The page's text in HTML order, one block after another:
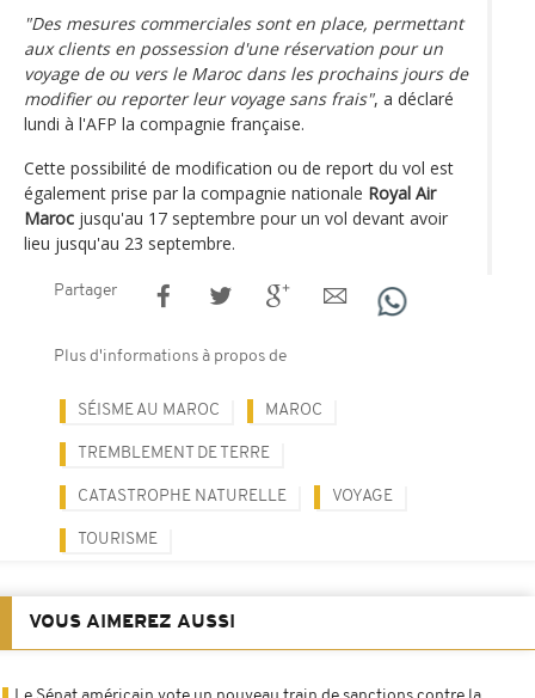
"Des mesures commerciales sont en place, permettant
aux clients en possession d'une réservation pour un
voyage de ou vers le Maroc dans les prochains jours de
modifier ou reporter leur voyage sans frais", a déclaré
lundi à l'AFP la compagnie française.
Cette possibilité de modification ou de report du vol est
également prise par la compagnie nationale Royal Air
Maroc jusqu'au 17 septembre pour un vol devant avoir
lieu jusqu'au 23 septembre.
Partager
Plus d'informations à propos de
SÉISME AU MAROC MAROC
TREMBLEMENT DE TERRE
CATASTROPHE NATURELLE VOYAGE
TOURISME
VOUS AIMEREZ AUSSI